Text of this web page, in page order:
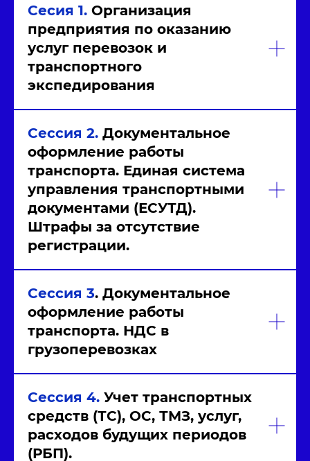
Сесия 1. Организация
предприятия по оказанию
услуг перевозок и
транспортного
экспедирования
Сессия 2. Документальное
оформление работы
транспорта. Единая система
управления транспортными
документами (ЕСУТД).
Штрафы за отсутствие
регистрации.
Сессия 3. Документальное
оформление работы
транспорта. НДС в
грузоперевозках
Сессия 4. Учет транспортных
средств (ТС), ОС, ТМЗ, услуг,
расходов будущих периодов
(РБП).